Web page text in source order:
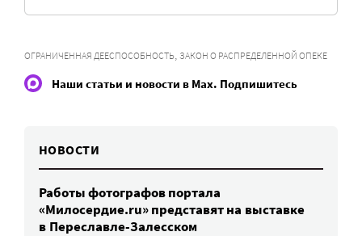
ОГРАНИЧЕННАЯ ДЕЕСПОСОБНОСТЬ, ЗАКОН О РАСПРЕДЕЛЕННОЙ ОПЕКЕ
Наши статьи и новости в Max. Подпишитесь
НОВОСТИ
Работы фотографов портала
«Милосердие.ru» представят на выставке
в Переславле-Залесском